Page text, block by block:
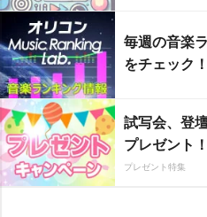
毎週の音楽
をチェック！
試写会、登
プレゼント！
プレゼント特集